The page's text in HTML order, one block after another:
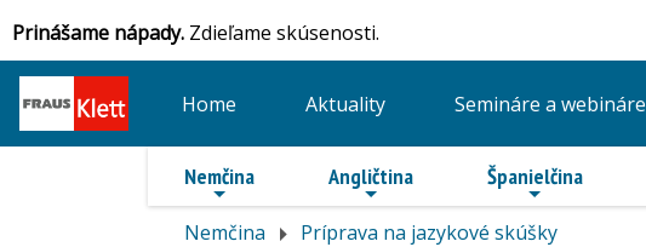
Prinášame nápady. Zdieľame skúsenosti.
Home Aktuality Semináre a webináre
Nemčina Angličtina Španielčina
Nemčina Príprava na jazykové skúšky